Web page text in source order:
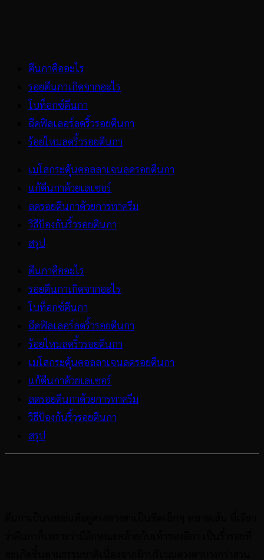
ตีนกาคืออะไร
รอยตีนกาเกิดจากอะไร
โบท็อกซ์ตีนกา
ฉีดฟิลเลอร์ลดริ้วรอยตีนกา
ร้อยไหมลดริ้วรอยตีนกา
เมโสกระตุ้นคอลลาเจนลดรอยตีนกา
แก้ตีนกาด้วยเลเซอร์
ลดรอยตีนกาด้วยการทาครีม
วิธีป้องกันริ้วรอยตีนกา
สรุป
ตีนกาคืออะไร
รอยตีนกาเกิดจากอะไร
โบท็อกซ์ตีนกา
ฉีดฟิลเลอร์ลดริ้วรอยตีนกา
ร้อยไหมลดริ้วรอยตีนกา
เมโสกระตุ้นคอลลาเจนลดรอยตีนกา
แก้ตีนกาด้วยเลเซอร์
ลดรอยตีนกาด้วยการทาครีม
วิธีป้องกันริ้วรอยตีนกา
สรุป